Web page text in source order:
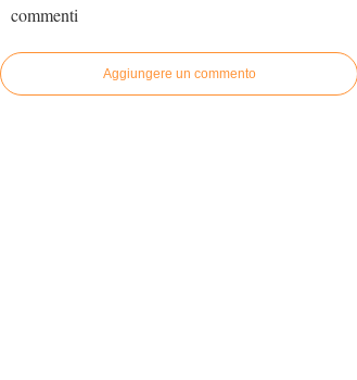
commenti
Aggiungere un commento